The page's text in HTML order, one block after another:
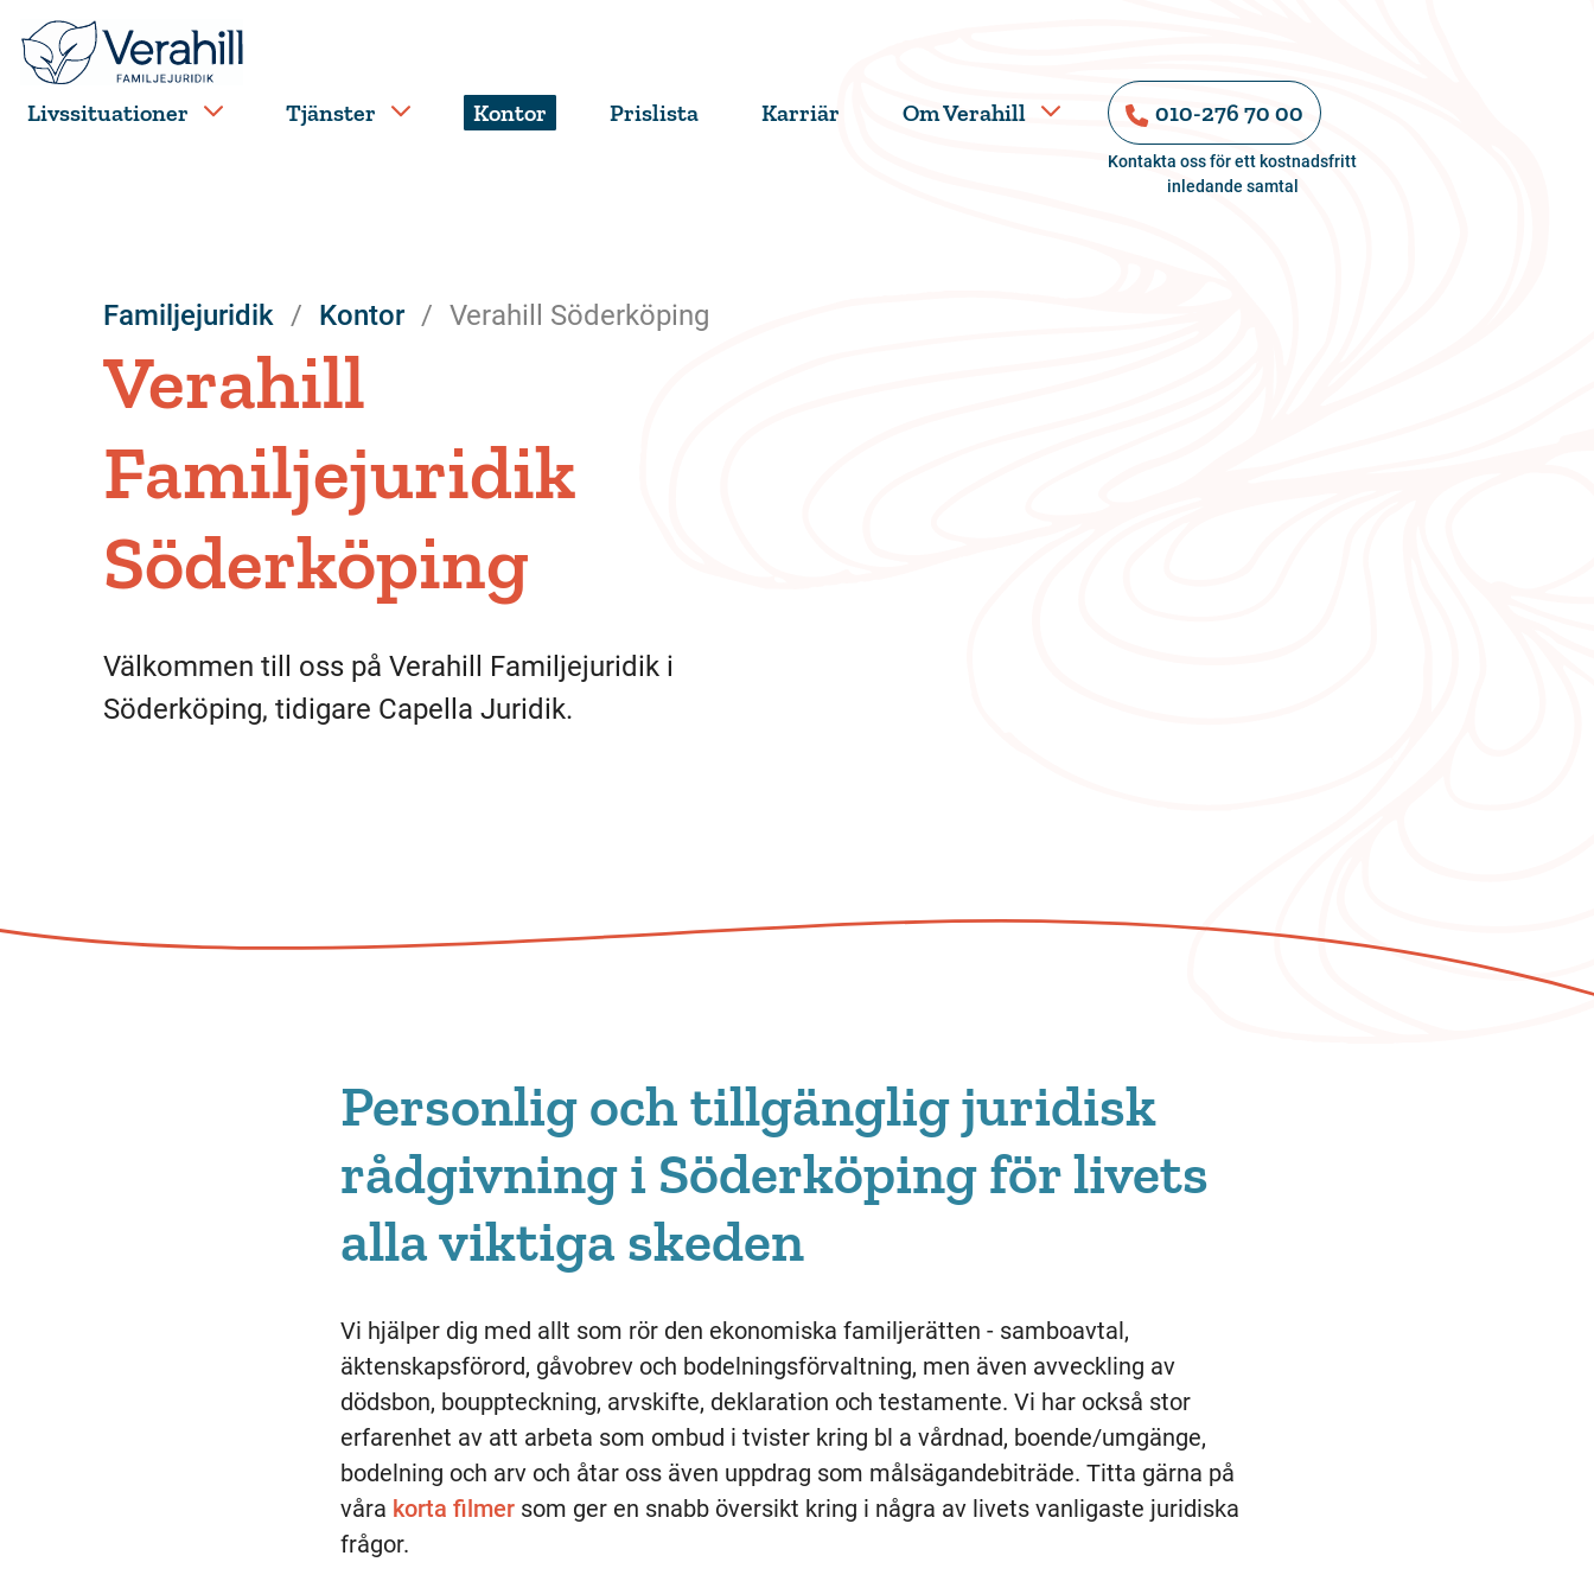
Livssituationer Tjänster Kontor Prislista Karriär Om Verahill 010-276 70 00
Kontakta oss för ett kostnadsfritt
inledande samtal
Familjejuridik Kontor Verahill Söderköping
Verahill
Familjejuridik
Söderköping
Välkommen till oss på Verahill Familjejuridik i
Söderköping, tidigare Capella Juridik.
Personlig och tillgänglig juridisk
rådgivning i Söderköping för livets
alla viktiga skeden
Vi hjälper dig med allt som rör den ekonomiska familjerätten - samboavtal,
äktenskapsförord, gåvobrev och bodelningsförvaltning, men även avveckling av
dödsbon, bouppteckning, arvskifte, deklaration och testamente. Vi har också stor
erfarenhet av att arbeta som ombud i tvister kring bl a vårdnad, boende/umgänge,
bodelning och arv och åtar oss även uppdrag som målsägandebiträde. Titta gärna på
våra korta filmer som ger en snabb översikt kring i några av livets vanligaste juridiska
frågor.